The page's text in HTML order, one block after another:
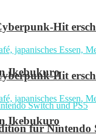
Hit
Ikebukuro
für Nintendo
Hit
Ikebukuro